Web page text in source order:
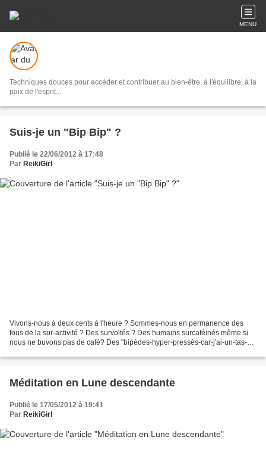
MENU
Techniques douces pour accéder et contribuer au bien-être, à l'équilibre, à la
paix de l'esprit...
Suis-je un "Bip Bip" ?
Publié le 22/06/2012 à 17:48
Par ReikiGirl
Vivons-nous à deux cents à l'heure ? Sommes-nous en permanence des
fous de la sur-activité ? Des survoltés ? Des humains surcaféinés même si
nous ne buvons pas de café? Des "bipèdes-hyper-pressés-car-j'ai-un-tas-
Méditation en Lune descendante
Publié le 17/05/2012 à 19:41
Par ReikiGirl